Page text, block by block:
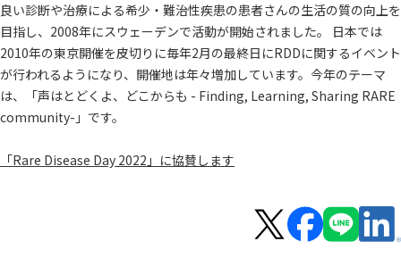
良い診断や治療による希少・難治性疾患の患者さんの生活の質の向上を
目指し、2008年にスウェーデンで活動が開始されました。 日本では
2010年の東京開催を皮切りに毎年2月の最終日にRDDに関するイベント
が行われるようになり、開催地は年々増加しています。今年のテーマ
は、「声はとどくよ、どこからも - Finding, Learning, Sharing RARE
community-」です。
「Rare Disease Day 2022」に協賛します